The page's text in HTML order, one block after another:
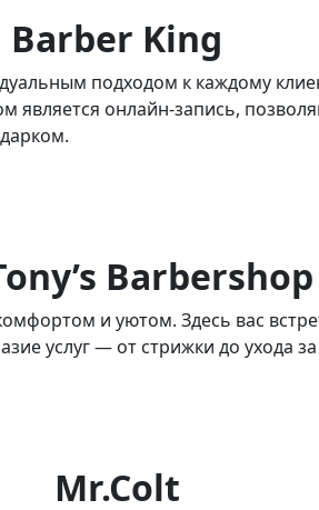
Barber King
подходом к каждому
онлайн-запись,
Barbershop
и уютом. Здесь вас
услуг — от стрижки до ухода
Mr.Colt